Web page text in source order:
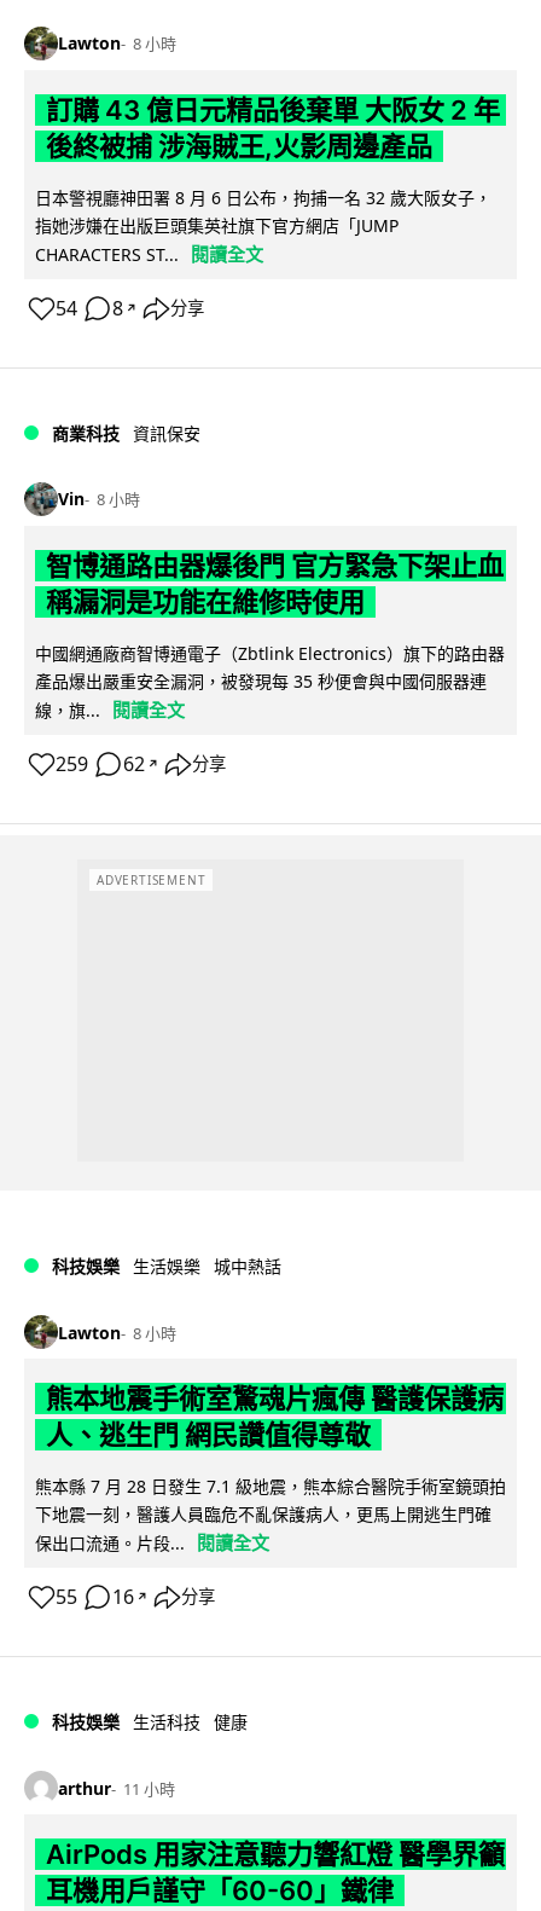
Lawton 8 小時
訂購 43 億日元精品後棄單 大阪女 2 年
後終被捕 涉海賊王,火影周邊產品
日本警視廳神田署 8 月 6 日公布，拘捕一名 32 歲大阪女子，
指她涉嫌在出版巨頭集英社旗下官方網店「JUMP
CHARACTERS ST...
閱讀全文
54 8 ↗ 分享
商業科技 資訊保安
Vin 8 小時
智博通路由器爆後門 官方緊急下架止血
稱漏洞是功能在維修時使用
中國網通廠商智博通電子（Zbtlink Electronics）旗下的路由器
產品爆出嚴重安全漏洞，被發現每 35 秒便會與中國伺服器連
線，旗...
閱讀全文
259 62 ↗ 分享
ADVERTISEMENT
科技娛樂 生活娛樂 城中熱話
Lawton 8 小時
熊本地震手術室驚魂片瘋傳 醫護保護病
人、逃生門 網民讚值得尊敬
熊本縣 7 月 28 日發生 7.1 級地震，熊本綜合醫院手術室鏡頭拍
下地震一刻，醫護人員臨危不亂保護病人，更馬上開逃生門確
保出口流通。片段...
閱讀全文
55 16 ↗ 分享
科技娛樂 生活科技 健康
arthur 11 小時
AirPods 用家注意聽力響紅燈 醫學界籲
耳機用戶謹守「60-60」鐵律